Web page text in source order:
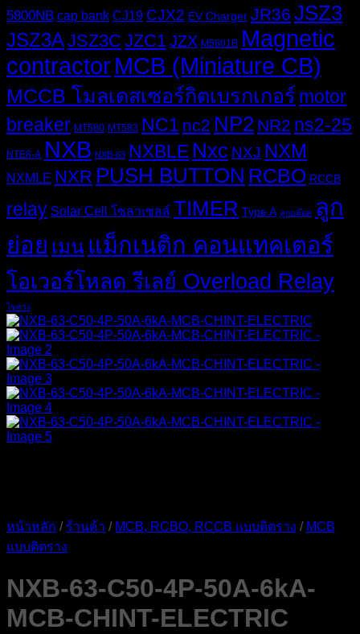
5800NB cap bank CJ19 CJX2 EV Charger JR36 JSZ3
JSZ3AJSZ3C JZC1JZX M5801B Magnetic
contractorMCB (Miniature CB)
MCCB โมลเดสเซอร์กิตเบรกเกอร์ motor
breaker MT580 MT583 NC1 nc2 NP2 NR2 ns2-25
NTE8-A NXB NXB-63 NXBLE Nxc NXJ NXM
NXMLE NXR PUSH BUTTON RCBO RCCB
relay Solar Cell โซลาเซลส์ TIMER Type A ลูกบล๊อค ลูก
ย่อย เมน แม็กเนติก คอนแทคเตอร์
โอเวอร์โหลด รีเลย์ Overload Relay
ไขควง
หน้าหลัก / ร้านค้า / MCB, RCBO, RCCB แบบติดราง / MCB
แบบติดราง
NXB-63-C50-4P-50A-6kA-
MCB-CHINT-ELECTRIC